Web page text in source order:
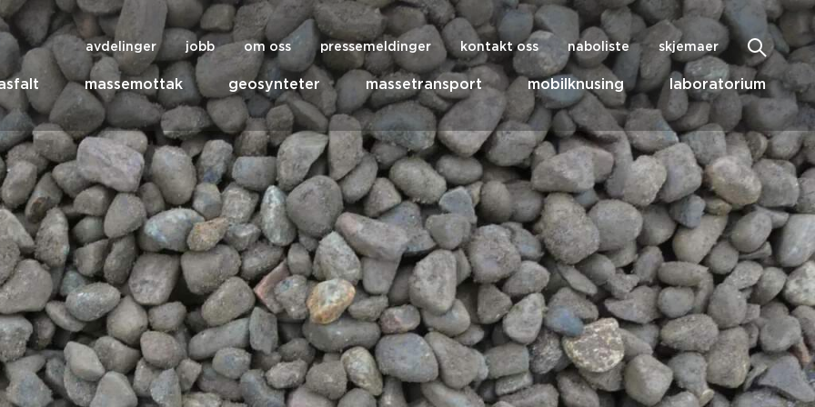
massemottak geosynteter massetransport mobilknusing laboratorium
avdelinger jobb om oss pressemeldinger kontakt oss naboliste skjemaer